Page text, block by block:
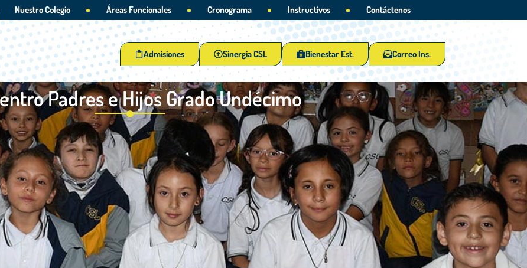
Nuestro Colegio Áreas Funcionales Cronograma Instructivos Contáctenos
Correo Ins.
Bienestar Est.
Sinergia CSL
Admisiones
Padres e Hijos Grado Undécimo